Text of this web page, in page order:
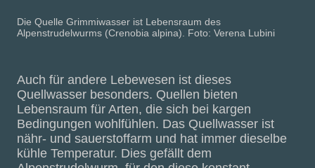
Die Quelle Grimmiwasser ist Lebensraum des
Alpenstrudelwurms (Crenobia alpina). Foto: Verena Lubini
Auch für andere Lebewesen ist dieses
Quellwasser besonders. Quellen bieten
Lebensraum für Arten, die sich bei kargen
Bedingungen wohlfühlen. Das Quellwasser ist
nähr- und sauerstoffarm und hat immer dieselbe
kühle Temperatur. Dies gefällt dem